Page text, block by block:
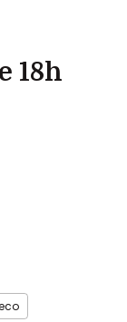
18h